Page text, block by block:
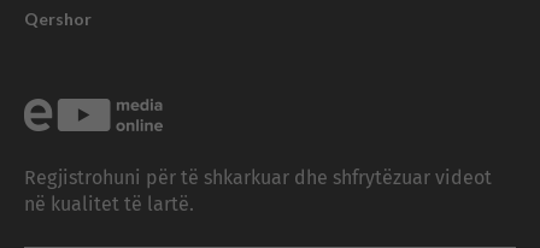
Qershor
Regjistrohuni për të shkarkuar dhe shfrytëzuar videot
në kualitet të lartë.